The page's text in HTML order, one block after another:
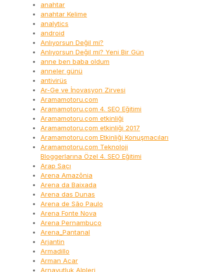
anahtar
anahtar Kelime
analytics
android
Anlıyorsun Değil mi?
Anlıyorsun Değil mi? Yeni Bir Gün
anne ben baba oldum
anneler günü
antivirüs
Ar-Ge ve İnovasyon Zirvesi
Aramamotoru.com
Aramamotoru.com 4. SEO Eğitimi
Aramamotoru.com etkinliği
Aramamotoru.com etkinliği 2017
Aramamotoru.com Etkinliği Konuşmacıları
Aramamotoru.com Teknoloji
Bloggerlarına Özel 4. SEO Eğitimi
Arap Saçı
Arena Amazônia
Arena da Baixada
Arena das Dunas
Arena de São Paulo
Arena Fonte Nova
Arena Pernambuco
Arena_Pantanal
Arjantin
Armadillo
Arman Acar
Arnavutluk Alpleri